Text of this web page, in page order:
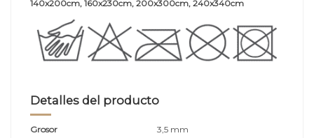
140x200cm, 160x230cm, 200x300cm, 240x340cm
Detalles del producto
Grosor
3,5 mm